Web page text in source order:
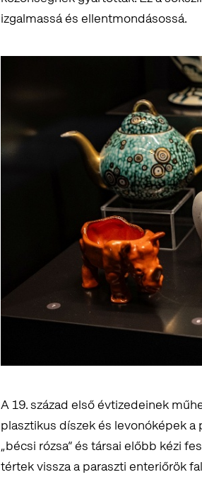
izgalmassá és ellentmondásossá.
A 19. század első évtizedeinek
plasztikus díszek és levonóképek
„bécsi rózsa” és társai előbb kézi
tértek vissza a paraszti enteriőrök